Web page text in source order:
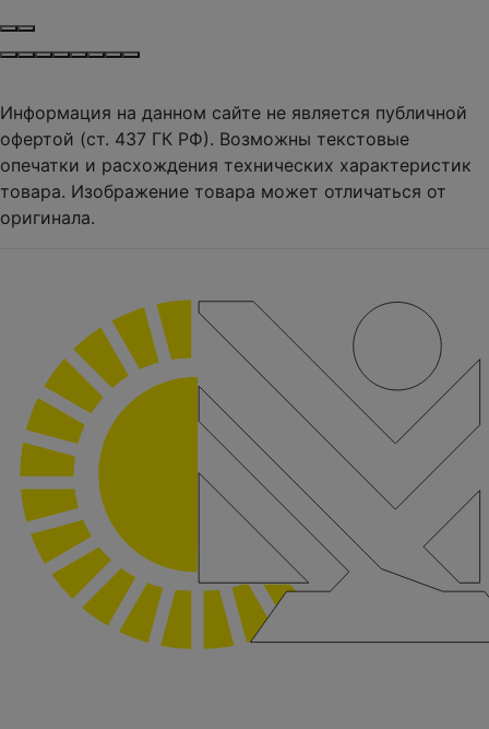
Информация на данном сайте не является публичной
офертой (ст. 437 ГК РФ). Возможны текстовые
опечатки и расхождения технических характеристик
товара. Изображение товара может отличаться от
оригинала.